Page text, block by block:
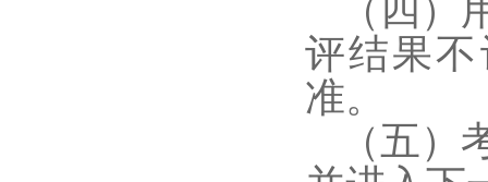
（四
评结果
准。
（五